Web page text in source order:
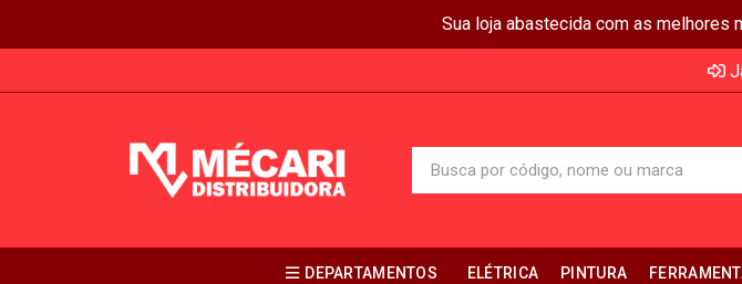
Sua loja abastecida com as melhores
DEPARTAMENTOS ELÉTRICA PINTURA